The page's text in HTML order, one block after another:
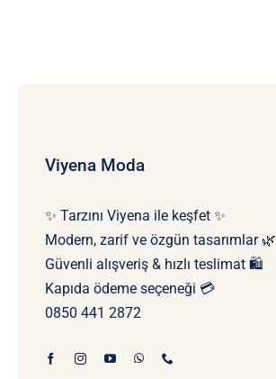
Viyena Moda
✨ Tarzını Viyena ile keşfet ✨
Modern, zarif ve özgün tasarımlar 🌿
Güvenli alışveriş & hızlı teslimat 🛍️
Kapıda ödeme seçeneği 💳
0850 441 2872